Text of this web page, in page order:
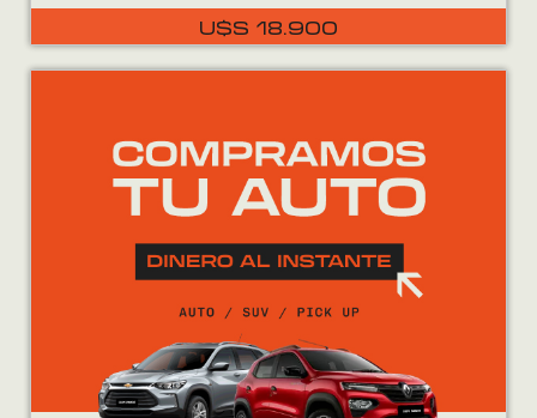
El
U$S
18.901.
U$S 18.900
U$S
18.900.